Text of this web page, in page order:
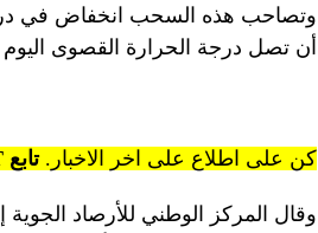
وتصاحب هذه السحب انخفاض في
أن تصل درجة الحرارة القصوى اليوم في دبي
كن على اطلاع على اخر الاخبار.تابع KT على قنوات WhatsApp.
وقال المركز الوطني للأرصاد